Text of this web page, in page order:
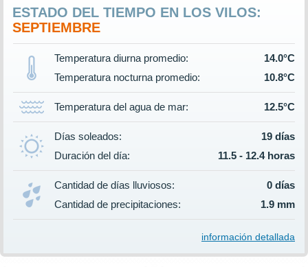
ESTADO DEL TIEMPO EN LOS VILOS:
SEPTIEMBRE
Temperatura diurna promedio:
14.0°C
Temperatura nocturna promedio:
10.8°C
Temperatura del agua de mar: 12.5°C
Días soleados:
19 días
Duración del día:
11.5 - 12.4 horas
Cantidad de días lluviosos:
0 días
Cantidad de precipitaciones:
1.9 mm
información detallada